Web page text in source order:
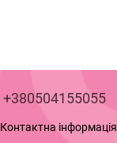
+380504155055
Контактна інформація